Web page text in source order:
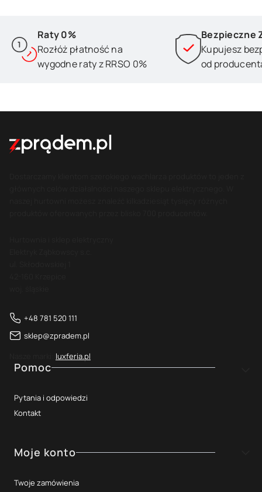
Raty 0%
Rozłóż płatność na
wygodne raty z RRSO 0%
Bezpieczne
Kupujesz
od
+48 781 520 111
sklep@zpradem.pl
luxferia.pl
Linki w stopce
Pomoc
Pytania i odpowiedzi
Kontakt
Moje konto
Twoje zamówienia